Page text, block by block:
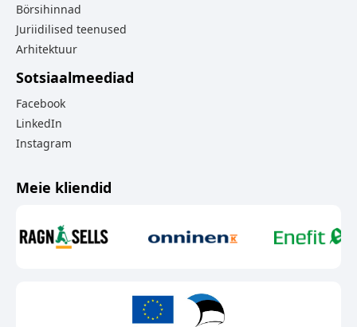
Börsihinnad
Juriidilised teenused
Arhitektuur
Sotsiaalmeediad
Facebook
LinkedIn
Instagram
Meie kliendid